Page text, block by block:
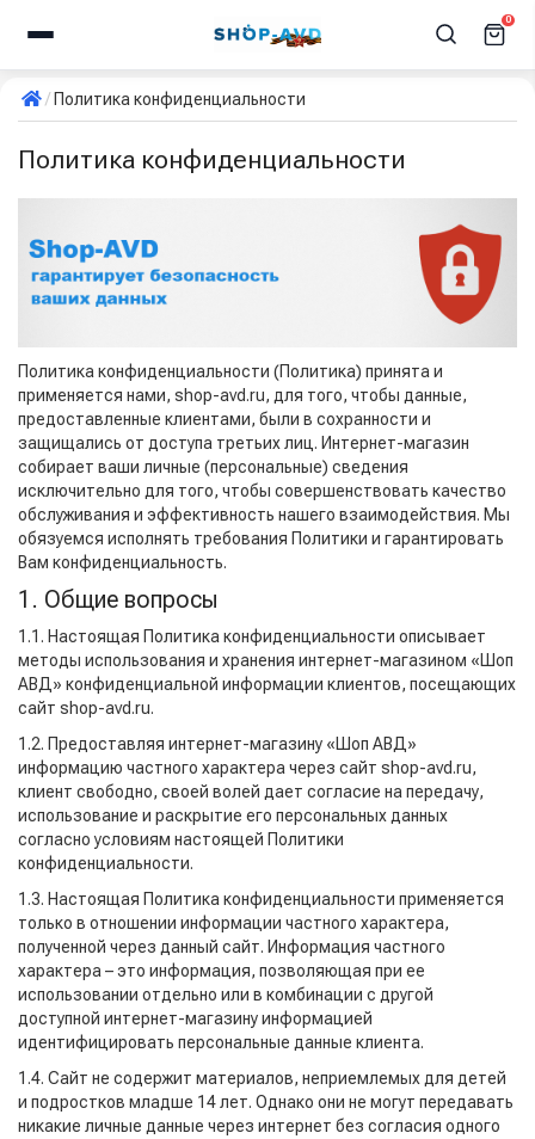
0
Политика конфиденциальности
Политика конфиденциальности
Политика конфиденциальности (Политика) принята и
применяется нами, shop-avd.ru, для того, чтобы данные,
предоставленные клиентами, были в сохранности и
защищались от доступа третьих лиц. Интернет-магазин
собирает ваши личные (персональные) сведения
исключительно для того, чтобы совершенствовать качество
обслуживания и эффективность нашего взаимодействия. Мы
обязуемся исполнять требования Политики и гарантировать
Вам конфиденциальность.
1. Общие вопросы
1.1. Настоящая Политика конфиденциальности описывает
методы использования и хранения интернет-магазином «Шоп
АВД» конфиденциальной информации клиентов, посещающих
сайт shop-avd.ru.
1.2. Предоставляя интернет-магазину «Шоп АВД»
информацию частного характера через сайт shop-avd.ru,
клиент свободно, своей волей дает согласие на передачу,
использование и раскрытие его персональных данных
согласно условиям настоящей Политики
конфиденциальности.
1.3. Настоящая Политика конфиденциальности применяется
только в отношении информации частного характера,
полученной через данный сайт. Информация частного
характера – это информация, позволяющая при ее
использовании отдельно или в комбинации с другой
доступной интернет-магазину информацией
идентифицировать персональные данные клиента.
1.4. Сайт не содержит материалов, неприемлемых для детей
и подростков младше 14 лет. Однако они не могут передавать
никакие личные данные через интернет без согласия одного